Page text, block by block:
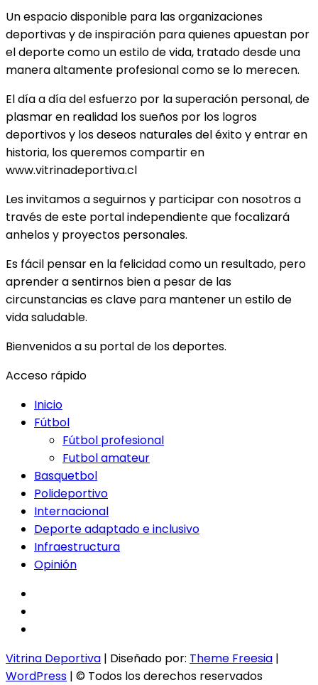
Un espacio disponible para las organizaciones
deportivas y de inspiración para quienes apuestan por
el deporte como un estilo de vida, tratado desde una
manera altamente profesional como se lo merecen.
El día a día del esfuerzo por la superación personal, de
plasmar en realidad los sueños por los logros
deportivos y los deseos naturales del éxito y entrar en
historia, los queremos compartir en
www.vitrinadeportiva.cl
Les invitamos a seguirnos y participar con nosotros a
través de este portal independiente que focalizará
anhelos y proyectos personales.
Es fácil pensar en la felicidad como un resultado, pero
aprender a sentirnos bien a pesar de las
circunstancias es clave para mantener un estilo de
vida saludable.
Bienvenidos a su portal de los deportes.
Acceso rápido
Inicio
Fútbol
Fútbol profesional
Futbol amateur
Basquetbol
Polideportivo
Internacional
Deporte adaptado e inclusivo
Infraestructura
Opinión
Vitrina Deportiva | Diseñado por: Theme Freesia |
WordPress | © Todos los derechos reservados